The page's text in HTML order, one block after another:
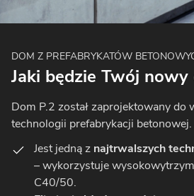
DOM Z PREFABRYKATÓW
Jaki będzie Twój nowy
Dom P.2 został zaprojektowany do
technologii prefabrykacji
Jest jedną z najtrwalszych
– wykorzystuje
C40/50.